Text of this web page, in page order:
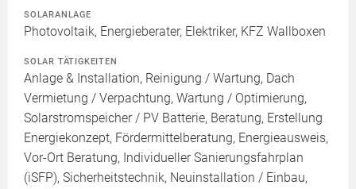
SOLARANLAGE
Photovoltaik, Energieberater, Elektriker, KFZ Wallboxen
SOLAR TÄTIGKEITEN
Anlage & Installation, Reinigung / Wartung, Dach
Vermietung / Verpachtung, Wartung / Optimierung,
Solarstromspeicher / PV Batterie, Beratung, Erstellung
Energiekonzept, Fördermittelberatung, Energieausweis,
Vor-Ort Beratung, Individueller Sanierungsfahrplan
(iSFP), Sicherheitstechnik, Neuinstallation / Einbau,